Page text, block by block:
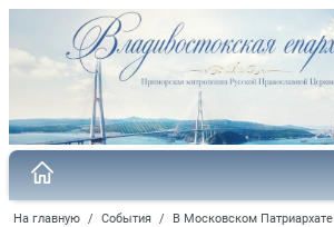
На главную / События / В Московском Патриархате